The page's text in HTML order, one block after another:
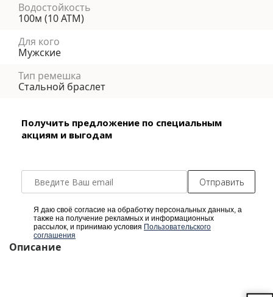
Водостойкость
100м (10 АТМ)
Для кого
Мужские
Тип ремешка
Стальной браслет
Получить предложение по специальным
акциям и выгодам
Отправить
Я даю своё согласие на обработку персональных данных, а
также на получение рекламных и информационных
рассылок, и принимаю условия Пользовательского
соглашения
Описание